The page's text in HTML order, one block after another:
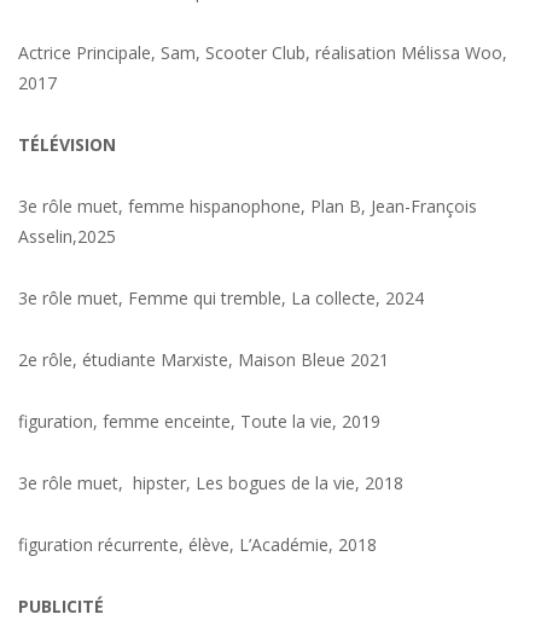
Actrice Principale, Sam, Scooter Club, réalisation Mélissa Woo,
2017
TÉLÉVISION
3e rôle muet, femme hispanophone, Plan B, Jean-François
Asselin,2025
3e rôle muet, Femme qui tremble, La collecte, 2024
2e rôle, étudiante Marxiste, Maison Bleue 2021
figuration, femme enceinte, Toute la vie, 2019
3e rôle muet, hipster, Les bogues de la vie, 2018
figuration récurrente, élève, L’Académie, 2018
PUBLICITÉ